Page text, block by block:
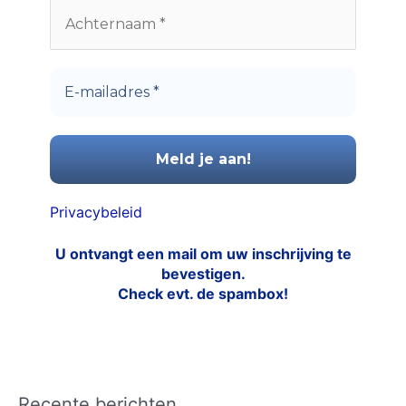
Privacybeleid
U ontvangt een mail om uw inschrijving te
bevestigen.
Check evt. de spambox!